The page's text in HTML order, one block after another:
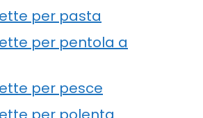
per pasta
per pentola a
per pesce